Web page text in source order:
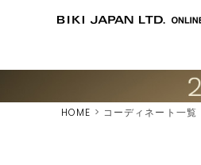
HOME コーディネート一覧